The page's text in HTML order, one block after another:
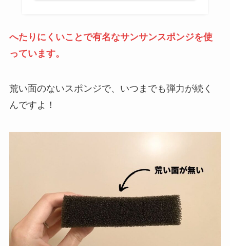
へたりにくいことで有名なサンサンスポンジを使
っています。
荒い面のないスポンジで、いつまでも弾力が続く
んですよ！